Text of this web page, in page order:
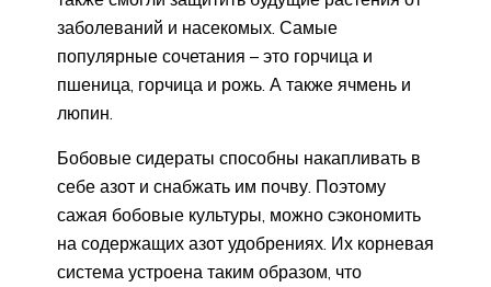
заболеваний и насекомых. Самые
популярные сочетания – это горчица и
пшеница, горчица и рожь. А также ячмень и
люпин.
Бобовые сидераты способны накапливать в
себе азот и снабжать им почву. Поэтому
сажая бобовые культуры, можно сэкономить
на содержащих азот удобрениях. Их корневая
система устроена таким образом, что